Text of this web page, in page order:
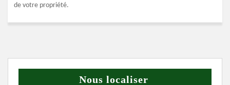
de votre propriété.
Nous localiser